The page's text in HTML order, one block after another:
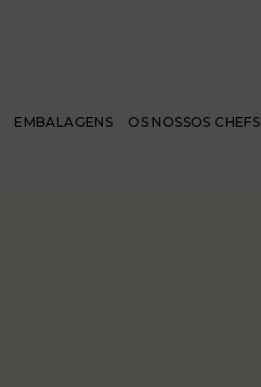
EMBALAGENS OS NOSSOS CHEFS